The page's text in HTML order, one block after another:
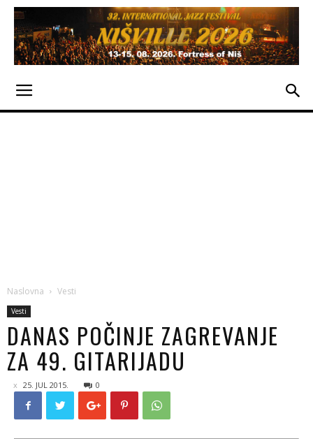
Naslovna Vesti
Vesti
DANAS POČINJE ZAGREVANJE
ZA 49. GITARIJADU
25. JUL 2015. 0